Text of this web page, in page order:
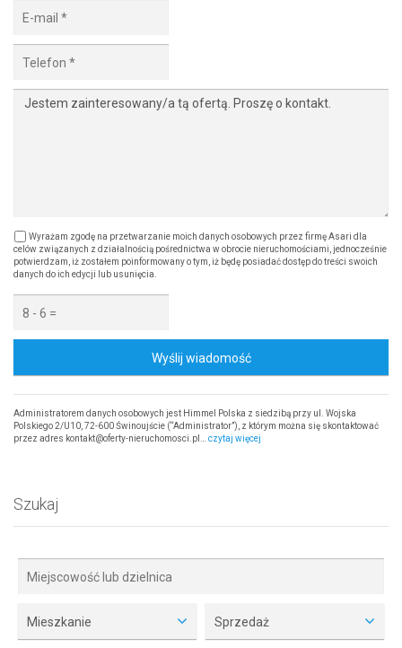
Wyrażam zgodę na przetwarzanie moich danych osobowych przez firmę Asari dla
celów związanych z działalnością pośrednictwa w obrocie nieruchomościami, jednocześnie
potwierdzam, iż zostałem poinformowany o tym, iż będę posiadać dostęp do treści swoich
danych do ich edycji lub usunięcia.
Wyślij wiadomość
Administratorem danych osobowych jest Himmel Polska z siedzibą przy ul. Wojska
Polskiego 2/U10, 72-600 Świnoujście (“Administrator”), z którym można się skontaktować
przez adres kontakt@oferty-nieruchomosci.pl… czytaj więcej
Szukaj
Mieszkanie Sprzedaż